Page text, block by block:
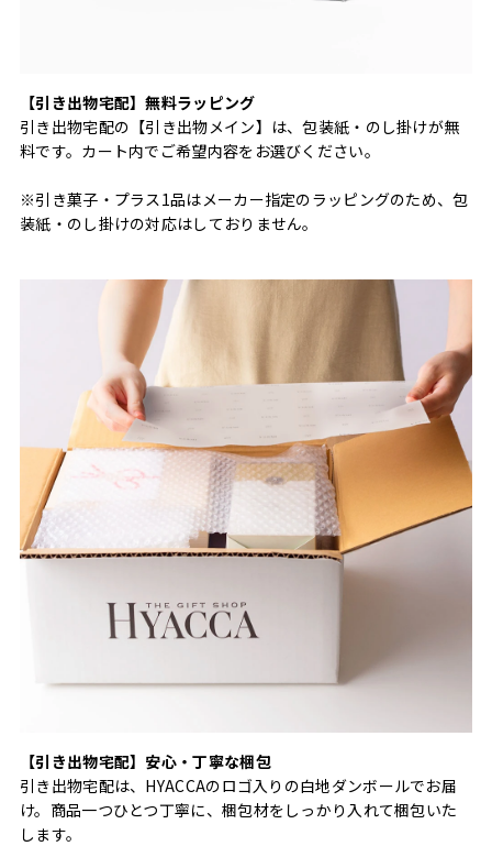
【引き出物宅配】無料ラッピング
引き出物宅配の【引き出物メイン】は、包装紙・のし掛けが無
料です。カート内でご希望内容をお選びください。
※引き菓子・プラス1品はメーカー指定のラッピングのため、包
装紙・のし掛けの対応はしておりません。
【引き出物宅配】安心・丁寧な梱包
引き出物宅配は、HYACCAのロゴ入りの白地ダンボールでお届
け。商品一つひとつ丁寧に、梱包材をしっかり入れて梱包いた
します。